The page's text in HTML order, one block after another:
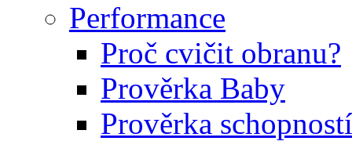
Performance
Proč cvičit obranu?
Prověrka Baby
Prověrka